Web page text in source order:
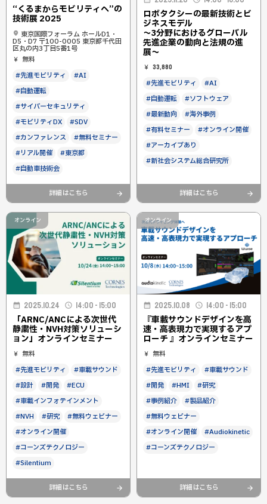
“くるまからモビリティへ”の
技術展 2025
東京国際フォーラム ホールD1・
D5・D7 〒100-0005 東京都千代田
区丸の内3丁目5番1号
無料
#先進モビリティ
#AI
#自動運転
#サイバーセキュリティ
#モビリティDX
#SDV
#カンファレンス
#無料セミナー
#リアル開催
#東京都
#自動車技術会
詳細はこちら
ロボタクシーの最新技術とビ
ジネスモデル
〜3分野におけるグローバル
先進企業の動向と法規の進
展〜
33,880
#先進モビリティ
#AI
#自動運転
#ソフトウェア
#最新動向
#海外事例
#有料セミナー
#オンライン開催
#アーカイブあり
#新社会システム総合研究所
詳細はこちら
オンライン
2025.10.24 14:00 - 15:00
「ARNC/ANCによる次世代
静粛性・NVH対策ソリューシ
ョン」オンラインセミナー
無料
#先進モビリティ
#車載サウンド
#設計
#開発
#ECU
#車載インフォテインメント
#NVH
#研究
#無料ウェビナー
#オンライン開催
#コーンズテクノロジー
#Silentium
詳細はこちら
オンライン
2025.10.08 14:00 - 15:00
『車載サウンドデザインを高
速・高表現力で実現するアプ
ローチ 』オンラインセミナー
無料
#先進モビリティ
#車載サウンド
#開発
#HMI
#研究
#事例紹介
#製品紹介
#無料ウェビナー
#オンライン開催
#Audiokinetic
#コーンズテクノロジー
詳細はこちら